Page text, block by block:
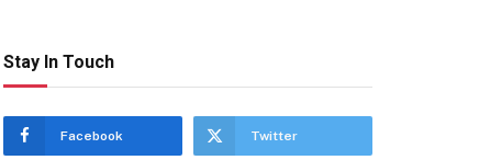
Stay In Touch
Facebook Twitter